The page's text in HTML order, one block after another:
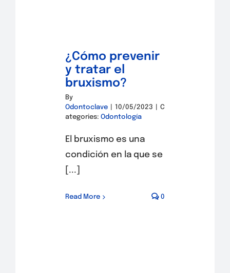
¿Cómo prevenir
y tratar el
bruxismo?
By
Odontoclave
10/05/2023
C
ategories: Odontología
El bruxismo es una
condición en la que se
[...]
Read More 0